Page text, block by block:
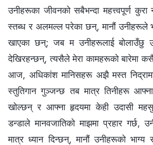
उनीहरूका जीवनको सबैभन्दा महत्त्वपूर्ण
स्तब्ध र अलमल्ल परेका छन्, मानौं उनीहरूले
खाएका छन्; जब म उनीहरूलाई बोलाउँछु
देखिरहन्छन्, त्यसैले मेरा कामहरूको बारेमा
आज, अधिकांश मानिसहरू अझै मस्त
स्तुतिगान गुञ्जन्छ तब मात्र तिनीहरू
खोल्छन् र आफ्‍ना हृदयमा केही उदासी
डन्डाले मानवजातिको माझमा प्रहार गर्छ,
मात्र ध्यान दिन्छन्, मानौं उनीहरूको भाग्य